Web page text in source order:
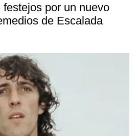
por un nuevo
de Escalada